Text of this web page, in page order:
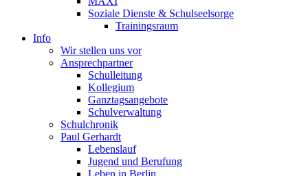
Soziale Dienste & Schulseelsorge
Trainingsraum
Info
Wir stellen uns vor
Ansprechpartner
Schulleitung
Kollegium
Ganztagsangebote
Schulverwaltung
Schulchronik
Paul Gerhardt
Lebenslauf
Jugend und Berufung
Leben in Berlin